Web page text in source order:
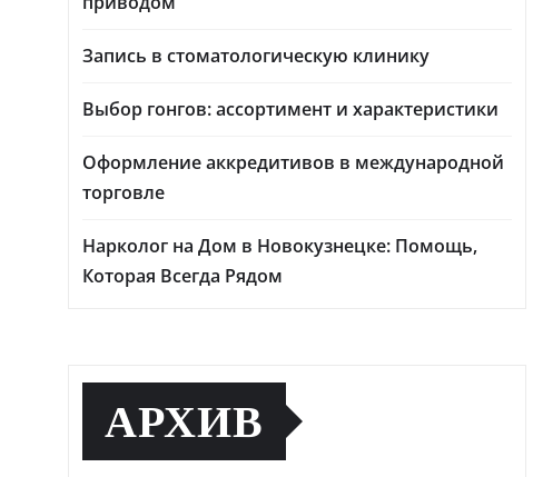
Запись в стоматологическую клинику
Выбор гонгов: ассортимент и характеристики
Оформление аккредитивов в международной
торговле
Нарколог на Дом в Новокузнецке: Помощь,
Которая Всегда Рядом
АРХИВ